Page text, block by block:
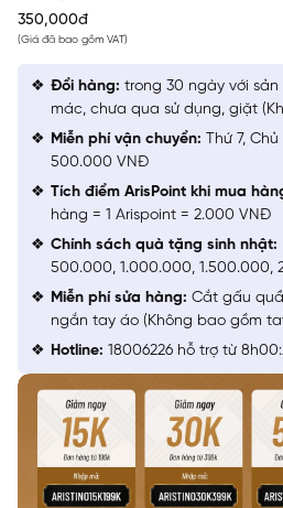
350,000đ
(Giá đã bao gồm VAT)
Đổi hàng: trong 30 ngày với
mác, chưa qua sử dụng, giặt
Miễn phí vận chuyển: Thứ 7,
500.000 VNĐ
Tích điểm ArisPoint khi mua
hàng = 1 Arispoint = 2.000 VNĐ
Chính sách quà tặng sinh nhật:
500.000, 1.000.000, 1.500.000,
Miễn phí sửa hàng: Cắt gấu
ngắn tay áo (Không bao gồm
Hotline: 18006226 hỗ trợ từ